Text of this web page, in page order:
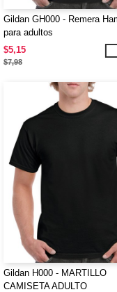
Gildan GH000 - Remera
para adultos
$5,15
$7,98
Gildan H000 - MARTILLO
CAMISETA ADULTO